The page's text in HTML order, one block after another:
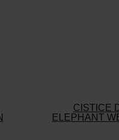
ČISTIČE
ELEPHANT